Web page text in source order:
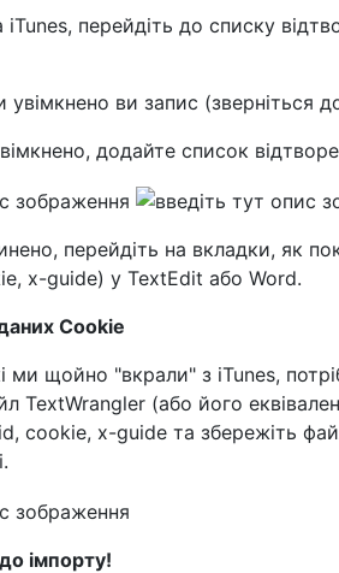
iTunes, перейдіть до списку
увімкнено ви запис (зверніться
додайте список
перейдіть на вкладки, як
x-guide) у TextEdit або Word.
Cookie
ми щойно "вкрали" з iTunes,
TextWrangler (або його
cookie, x-guide та збережіть
імпорту!